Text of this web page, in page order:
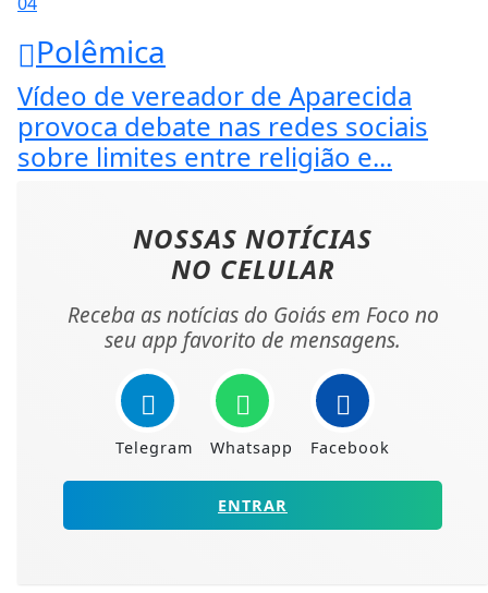
Polêmica
Vídeo de vereador de Aparecida
provoca debate nas redes sociais
sobre limites entre religião e...
NOSSAS NOTÍCIAS
NO CELULAR
Receba as notícias do Goiás em Foco no
seu app favorito de mensagens.
Telegram Whatsapp Facebook
ENTRAR